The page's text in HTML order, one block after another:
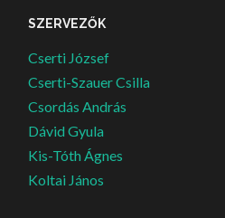
SZERVEZŐK
Cserti József
Cserti-Szauer Csilla
Csordás András
Dávid Gyula
Kis-Tóth Ágnes
Koltai János